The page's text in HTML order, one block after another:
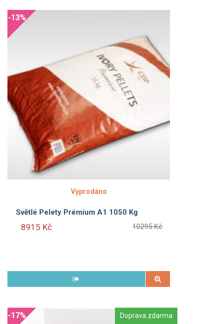
-13%
Vyprodáno
Světlé Pelety Prémium A1 1050 Kg
10295 Kč
8915 Kč
-17% Doprava zdarma